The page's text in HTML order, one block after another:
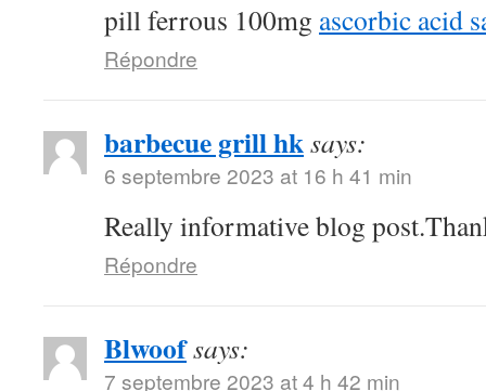
pill ferrous 100mg ascorbic acid
Répondre
barbecue grill hksays:
6 septembre 2023 at 16 h 41 min
Really informative blog
Répondre
Blwoofsays:
7 septembre 2023 at 4 h 42 min